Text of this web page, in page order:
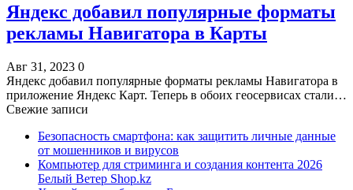
Яндекс добавил популярные форматы
рекламы Навигатора в Карты
Авг 31, 2023 0
Яндекс добавил популярные форматы рекламы Навигатора в
приложение Яндекс Карт. Теперь в обоих геосервисах стали…
Свежие записи
Безопасность смартфона: как защитить личные данные
от мошенников и вирусов
Компьютер для стриминга и создания контента 2026
Белый Ветер Shop.kz